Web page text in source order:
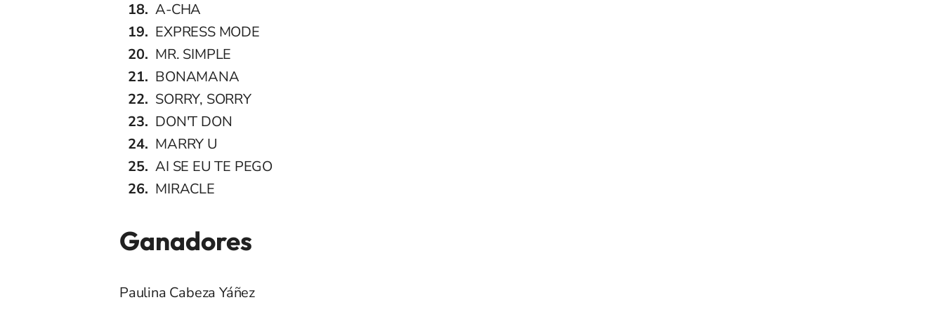
A-CHA
EXPRESS MODE
MR. SIMPLE
BONAMANA
SORRY, SORRY
DON'T DON
MARRY U
AI SE EU TE PEGO
MIRACLE
Ganadores
Paulina Cabeza Yáñez